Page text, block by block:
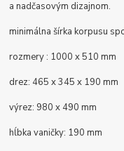
a nadčasovým dizajnom.
minimálna šírka korpusu
rozmery : 1000 x 510 mm
drez: 465 x 345 x 190 mm
výrez: 980 x 490 mm
hĺbka vaničky: 190 mm